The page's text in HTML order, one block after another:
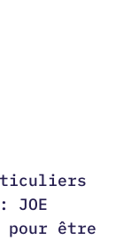
JOE
pour être